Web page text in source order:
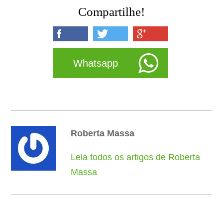
Compartilhe!
Whatsapp
Roberta Massa
Leia todos os artigos de Roberta
Massa